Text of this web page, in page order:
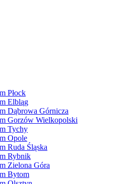
Płock
Elbląg
Dąbrowa Górnicza
Gorzów Wielkopolski
Tychy
Opole
Ruda Śląska
Rybnik
Zielona Góra
Bytom